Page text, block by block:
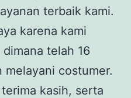
terbaik kami.
karena kami
telah 16
costumer.
kasih, serta